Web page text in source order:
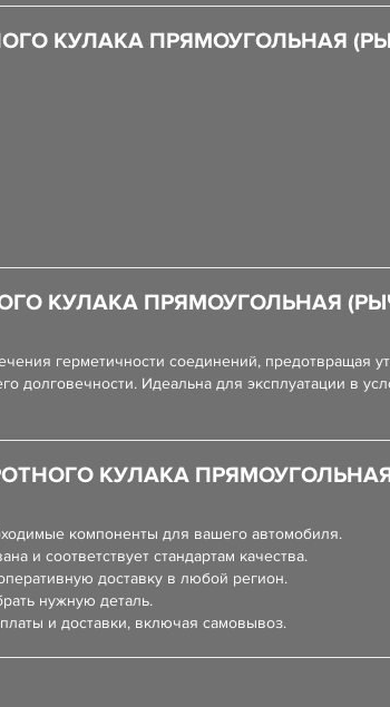
КУЛАКА ПРЯМОУГОЛЬНАЯ
КУЛАКА ПРЯМОУГОЛЬНАЯ
герметичности соединений, предотвращая
Идеальна для эксплуатации в
КУЛАКА
компоненты для вашего автомобиля.
и соответствует стандартам качества.
доставку в любой регион.
нужную деталь.
и доставки, включая самовывоз.